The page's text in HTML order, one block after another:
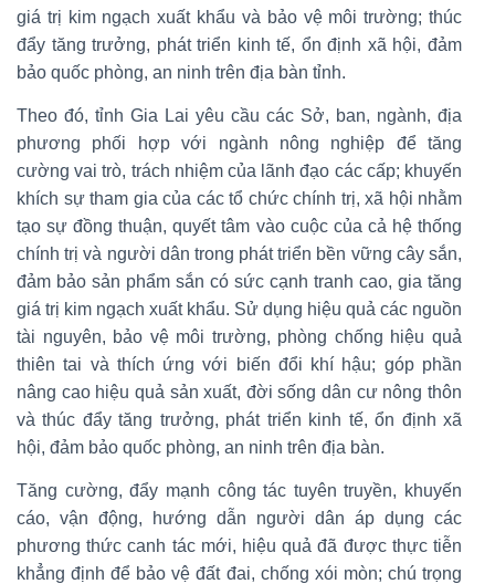
giá trị kim ngạch xuất khẩu và bảo vệ môi trường; thúc
đẩy tăng trưởng, phát triển kinh tế, ổn định xã hội, đảm
bảo quốc phòng, an ninh trên địa bàn tỉnh.
Theo đó, tỉnh Gia Lai yêu cầu các Sở, ban, ngành, địa
phương phối hợp với ngành nông nghiệp để tăng
cường vai trò, trách nhiệm của lãnh đạo các cấp; khuyến
khích sự tham gia của các tổ chức chính trị, xã hội nhằm
tạo sự đồng thuận, quyết tâm vào cuộc của cả hệ thống
chính trị và người dân trong phát triển bền vững cây sắn,
đảm bảo sản phẩm sắn có sức cạnh tranh cao, gia tăng
giá trị kim ngạch xuất khẩu. Sử dụng hiệu quả các nguồn
tài nguyên, bảo vệ môi trường, phòng chống hiệu quả
thiên tai và thích ứng với biến đổi khí hậu; góp phần
nâng cao hiệu quả sản xuất, đời sống dân cư nông thôn
và thúc đẩy tăng trưởng, phát triển kinh tế, ổn định xã
hội, đảm bảo quốc phòng, an ninh trên địa bàn.
Tăng cường, đẩy mạnh công tác tuyên truyền, khuyến
cáo, vận động, hướng dẫn người dân áp dụng các
phương thức canh tác mới, hiệu quả đã được thực tiễn
khẳng định để bảo vệ đất đai, chống xói mòn; chú trọng